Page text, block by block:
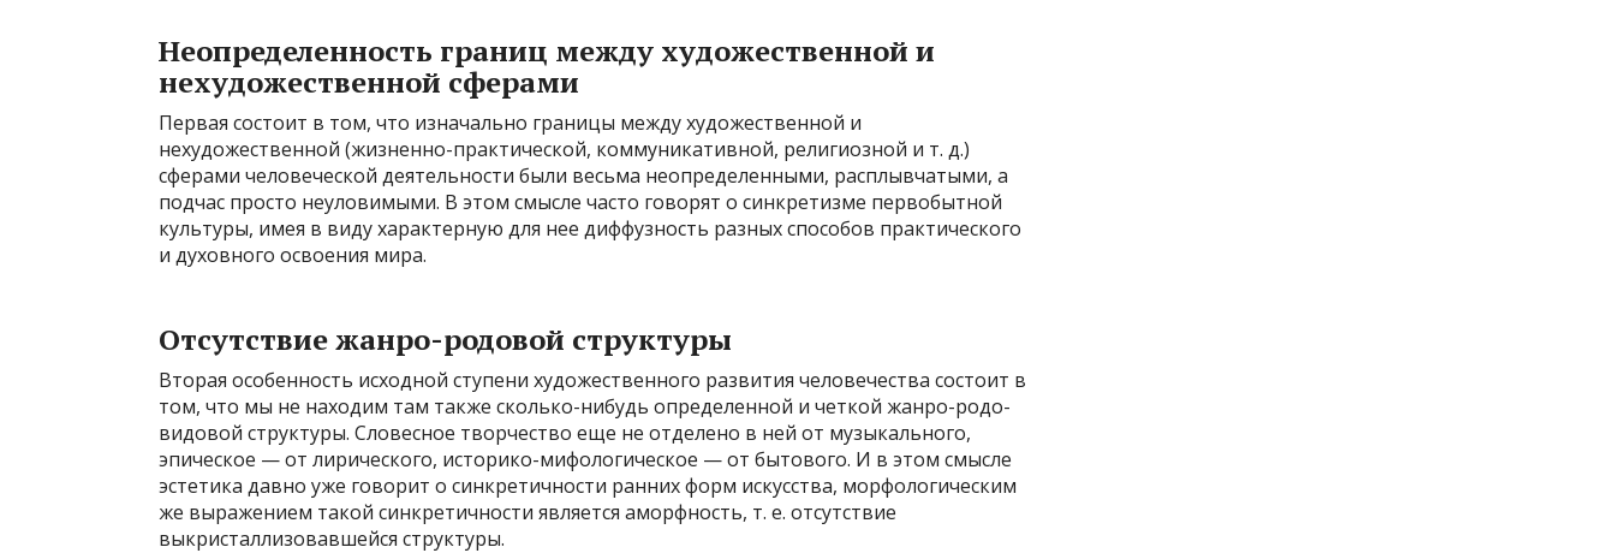
Неопределенность границ между художественной и
нехудожественной сферами
Первая состоит в том, что изначально границы между художественной и
нехудожественной (жизненно-практической, коммуникативной, религиозной и т. д.)
сферами человеческой деятельности были весьма неопределенными, расплывчатыми, а
подчас просто неуловимыми. В этом смысле часто говорят о синкретизме первобытной
культуры, имея в виду характерную для нее диффузность разных способов практического
и духовного освоения мира.
Отсутствие жанро-родовой структуры
Вторая особенность исходной ступени художественного развития человечества состоит в
том, что мы не находим там также сколько-нибудь определенной и четкой жанро-родо-
видовой структуры. Словесное творчество еще не отделено в ней от музыкального,
эпическое — от лирического, историко-мифологическое — от бытового. И в этом смысле
эстетика давно уже говорит о синкретичности ранних форм искусства, морфологическим
же выражением такой синкретичности является аморфность, т. е. отсутствие
выкристаллизовавшейся структуры.